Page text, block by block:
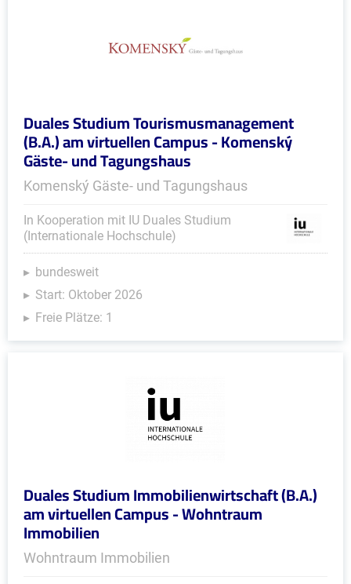
Duales Studium Tourismusmanagement
(B.A.) am virtuellen Campus - Komenský
Gäste- und Tagungshaus
Komenský Gäste- und Tagungshaus
In Kooperation mit IU Duales Studium
(Internationale Hochschule)
bundesweit
Start: Oktober 2026
Freie Plätze: 1
Duales Studium Immobilienwirtschaft (B.A.)
am virtuellen Campus - Wohntraum
Immobilien
Wohntraum Immobilien